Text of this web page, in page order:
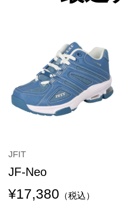
JFIT
JF-Neo
¥17,380 （税込）